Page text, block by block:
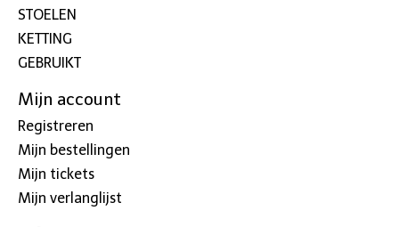
STOELEN
KETTING
GEBRUIKT
Mijn account
Registreren
Mijn bestellingen
Mijn tickets
Mijn verlanglijst